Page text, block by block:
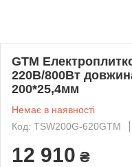
GTM
220В/800Вт
200*25,4мм
Немає в наявності
Код: TSW200G-620GTM
12 910 ₴